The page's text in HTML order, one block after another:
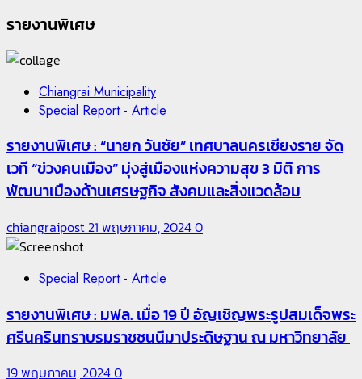
รายงานพิเศษ
Chiangrai Municipality
Special Report - Article
รายงานพิเศษ : “นายก วันชัย” เทศบาลนครเชียงราย จัด
เวที “ข่วงคนเมือง” มุ่งสู่เมืองแห่งความสุข 3 มิติ การ
พัฒนาเมืองด้านเศรษฐกิจ สังคมและสิ่งแวดล้อม
chiangraipost21 พฤษภาคม, 20240
Special Report - Article
รายงานพิเศษ : มฟล. เมื่อ 19 ปี อัญเชิญพระรูปสมเด็จพระ
ศรีนครินทราบรมราชชนนีมาประดิษฐาน ณ มหาวิทยาลัย
19 พฤษภาคม, 20240